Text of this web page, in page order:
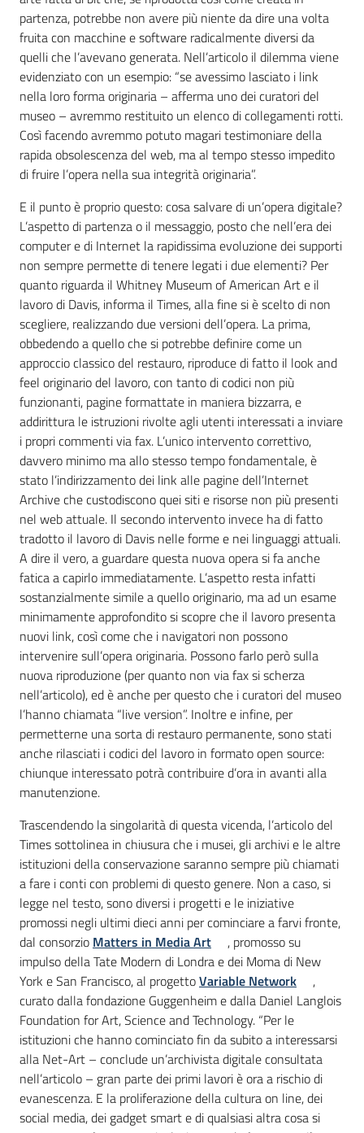
partenza, potrebbe non avere più niente da dire una volta
fruita con macchine e software radicalmente diversi da
quelli che l’avevano generata. Nell’articolo il dilemma viene
evidenziato con un esempio: “se avessimo lasciato i link
nella loro forma originaria – afferma uno dei curatori del
museo – avremmo restituito un elenco di collegamenti rotti.
Così facendo avremmo potuto magari testimoniare della
rapida obsolescenza del web, ma al tempo stesso impedito
di fruire l’opera nella sua integrità originaria”.
E il punto è proprio questo: cosa salvare di un’opera digitale?
L’aspetto di partenza o il messaggio, posto che nell’era dei
computer e di Internet la rapidissima evoluzione dei supporti
non sempre permette di tenere legati i due elementi? Per
quanto riguarda il Whitney Museum of American Art e il
lavoro di Davis, informa il Times, alla fine si è scelto di non
scegliere, realizzando due versioni dell’opera. La prima,
obbedendo a quello che si potrebbe definire come un
approccio classico del restauro, riproduce di fatto il look and
feel originario del lavoro, con tanto di codici non più
funzionanti, pagine formattate in maniera bizzarra, e
addirittura le istruzioni rivolte agli utenti interessati a inviare
i propri commenti via fax. L’unico intervento correttivo,
davvero minimo ma allo stesso tempo fondamentale, è
stato l’indirizzamento dei link alle pagine dell’Internet
Archive che custodiscono quei siti e risorse non più presenti
nel web attuale. Il secondo intervento invece ha di fatto
tradotto il lavoro di Davis nelle forme e nei linguaggi attuali.
A dire il vero, a guardare questa nuova opera si fa anche
fatica a capirlo immediatamente. L’aspetto resta infatti
sostanzialmente simile a quello originario, ma ad un esame
minimamente approfondito si scopre che il lavoro presenta
nuovi link, così come che i navigatori non possono
intervenire sull’opera originaria. Possono farlo però sulla
nuova riproduzione (per quanto non via fax si scherza
nell’articolo), ed è anche per questo che i curatori del museo
l’hanno chiamata “live version”. Inoltre e infine, per
permetterne una sorta di restauro permanente, sono stati
anche rilasciati i codici del lavoro in formato open source:
chiunque interessato potrà contribuire d’ora in avanti alla
manutenzione.
Trascendendo la singolarità di questa vicenda, l’articolo del
Times sottolinea in chiusura che i musei, gli archivi e le altre
istituzioni della conservazione saranno sempre più chiamati
a fare i conti con problemi di questo genere. Non a caso, si
legge nel testo, sono diversi i progetti e le iniziative
promossi negli ultimi dieci anni per cominciare a farvi fronte,
dal consorzio Matters in Media Art
, promosso su
impulso della Tate Modern di Londra e dei Moma di New
York e San Francisco, al progettoVariable Network
,
curato dalla fondazione Guggenheim e dalla Daniel Langlois
Foundation for Art, Science and Technology. “Per le
istituzioni che hanno cominciato fin da subito a interessarsi
alla Net-Art – conclude un’archivista digitale consultata
nell’articolo – gran parte dei primi lavori è ora a rischio di
evanescenza. E la proliferazione della cultura on line, dei
social media, dei gadget smart e di qualsiasi altra cosa si